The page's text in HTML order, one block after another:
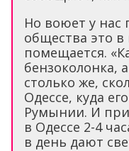
Но воюет у нас
общества это в
помещается.
бензоколонка,
столько же,
Одессе, куда
Румынии. И
в Одессе 2-4
в день дают